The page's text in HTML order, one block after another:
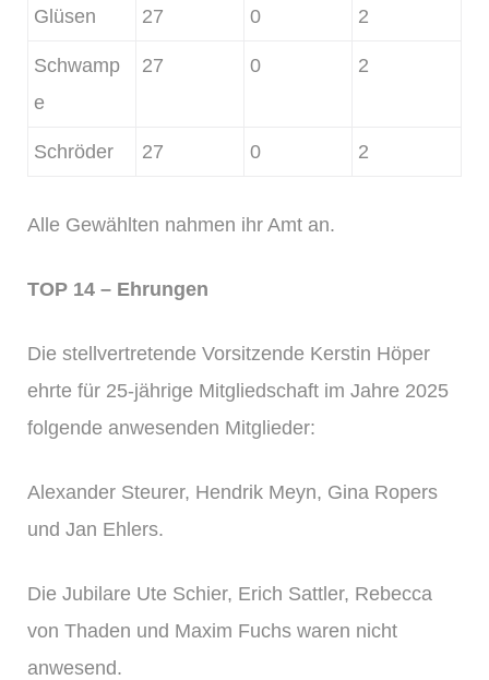
Glüsen 27 0 2
Schwamp
e
27 0 2
Schröder 27 0 2
Alle Gewählten nahmen ihr Amt an.
TOP 14 – Ehrungen
Die stellvertretende Vorsitzende Kerstin Höper
ehrte für 25-jährige Mitgliedschaft im Jahre 2025
folgende anwesenden Mitglieder:
Alexander Steurer, Hendrik Meyn, Gina Ropers
und Jan Ehlers.
Die Jubilare Ute Schier, Erich Sattler, Rebecca
von Thaden und Maxim Fuchs waren nicht
anwesend.